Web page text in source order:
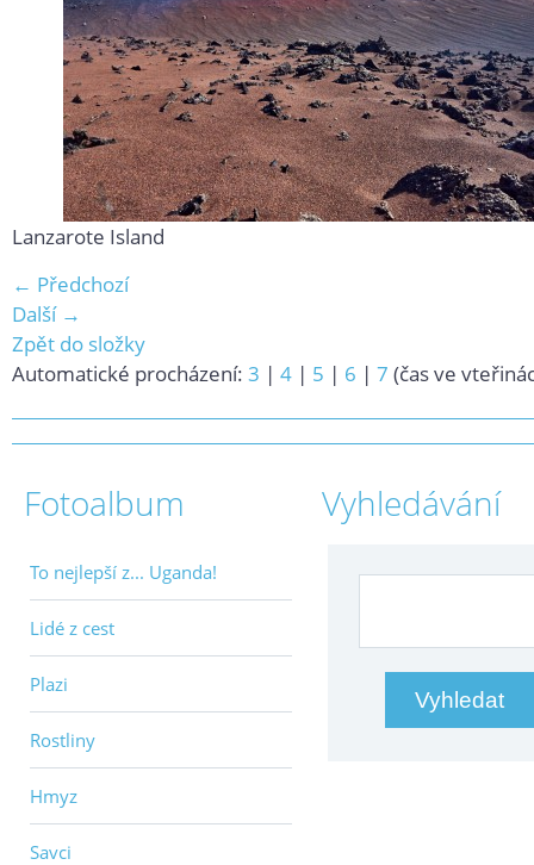
Lanzarote Island
← Předchozí
Další →
Zpět do složky
Automatické procházení: 3 | 4 | 5 | 6 | 7 (čas ve
Fotoalbum
To nejlepší z... Uganda!
Lidé z cest
Plazi
Rostliny
Hmyz
Savci
Vyhledávání